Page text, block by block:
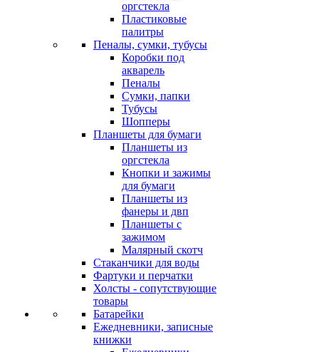
оргстекла
Пластиковые
палитры
Пеналы, сумки, тубусы
Коробки под
акварель
Пеналы
Сумки, папки
Тубусы
Шопперы
Планшеты для бумаги
Планшеты из
оргстекла
Кнопки и зажимы
для бумаги
Планшеты из
фанеры и двп
Планшеты с
зажимом
Малярный скотч
Стаканчики для воды
Фартуки и перчатки
Холсты - сопутствующие
товары
Батарейки
Ежедневники, записные
книжки